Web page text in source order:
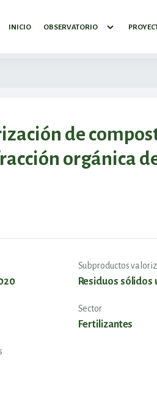
INICIO OBSERVATORIO
de
orgánica
Subproductos
Residuos sólidos
Sector
Fertilizantes